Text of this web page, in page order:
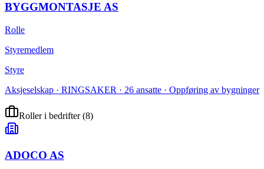
BYGGMONTASJE AS
Rolle
Styremedlem
Styre
Aksjeselskap · RINGSAKER · 26 ansatte · Oppføring av bygninger
Roller i bedrifter(8)
ADOCO AS